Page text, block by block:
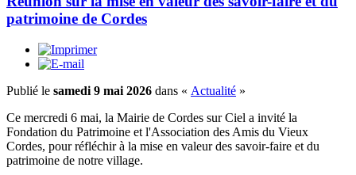
patrimoine de Cordes
Publié le samedi 9 mai 2026 dans « Actualité »
Fondation du Patrimoine et l'Association des Amis du Vieux
Cordes, pour réfléchir à la mise en valeur des savoir-faire et du
patrimoine de notre village.